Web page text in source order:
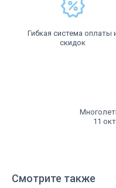
Гибкая система оплаты
скидок
11
Смотрите также